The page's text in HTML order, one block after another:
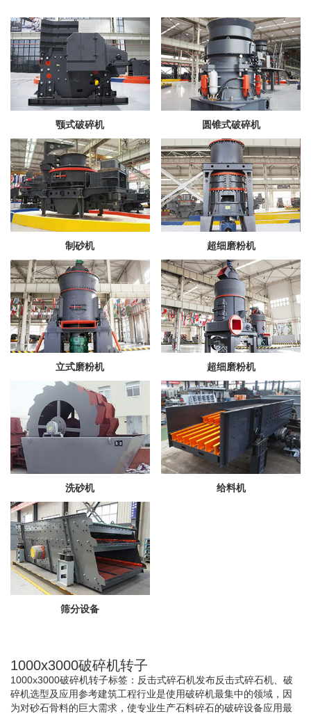
颚式破碎机 圆锥式破碎机
制砂机 超细磨粉机
立式磨粉机 超细磨粉机
洗砂机 给料机
筛分设备
1000x3000破碎机转子
1000x3000破碎机转子标签：反击式碎石机发布反击式碎石机、破
碎机选型及应用参考建筑工程行业是使用破碎机最集中的领域，因
为对砂石骨料的巨大需求，使专业生产石料碎石的破碎设备应用最